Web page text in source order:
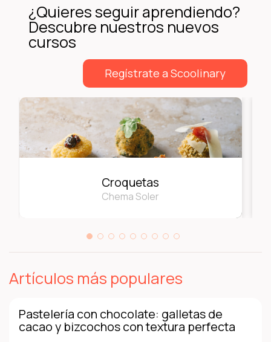
¿Quieres seguir aprendiendo?
Descubre nuestros nuevos
cursos
Regístrate a Scoolinary
Croquetas
Chema Soler
Artículos más populares
Pastelería con chocolate: galletas de
cacao y bizcochos con textura perfecta